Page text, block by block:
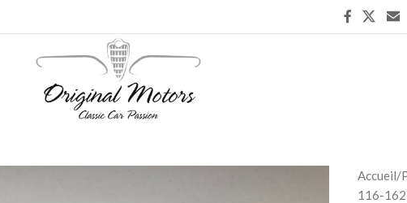
Accueil/
116-